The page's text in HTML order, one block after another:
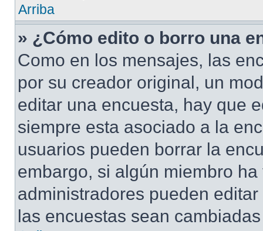
Arriba
» ¿Cómo edito o borro una
Como en los mensajes, las
por su creador original, un
editar una encuesta, hay que
siempre esta asociado a la
usuarios pueden borrar la
embargo, si algún miembro
administradores pueden
las encuestas sean